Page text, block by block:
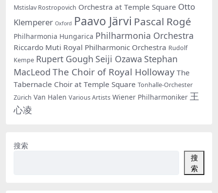
Mstislav Rostropovich Orchestra at Temple Square Otto
Klemperer Oxford Paavo Järvi Pascal Rogé
Philharmonia Hungarica Philharmonia Orchestra
Riccardo Muti Royal Philharmonic Orchestra Rudolf
Kempe Rupert Gough Seiji Ozawa Stephan
MacLeod The Choir of Royal Holloway The
Tabernacle Choir at Temple Square Tonhalle-Orchester
Zürich Van Halen Various Artists Wiener Philharmoniker 王
心凌
搜索
搜
索